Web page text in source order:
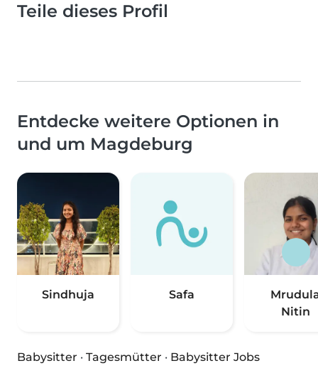
Teile dieses Profil
Entdecke weitere Optionen in
und um Magdeburg
Sindhuja Safa
Nitin
Babysitter · Tagesmütter · Babysitter Jobs